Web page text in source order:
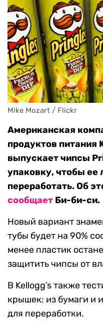
Mike Mozart / Flickr
Американская
продуктов питания
выпускает чипсы
упаковку, чтобы ее
переработать. Об
сообщает Би-би-си.
Новый вариант
тубы будет на 90%
менее пластик
защитить чипсы от
В Kellogg’s также
крышек: из бумаги и
для переработки.